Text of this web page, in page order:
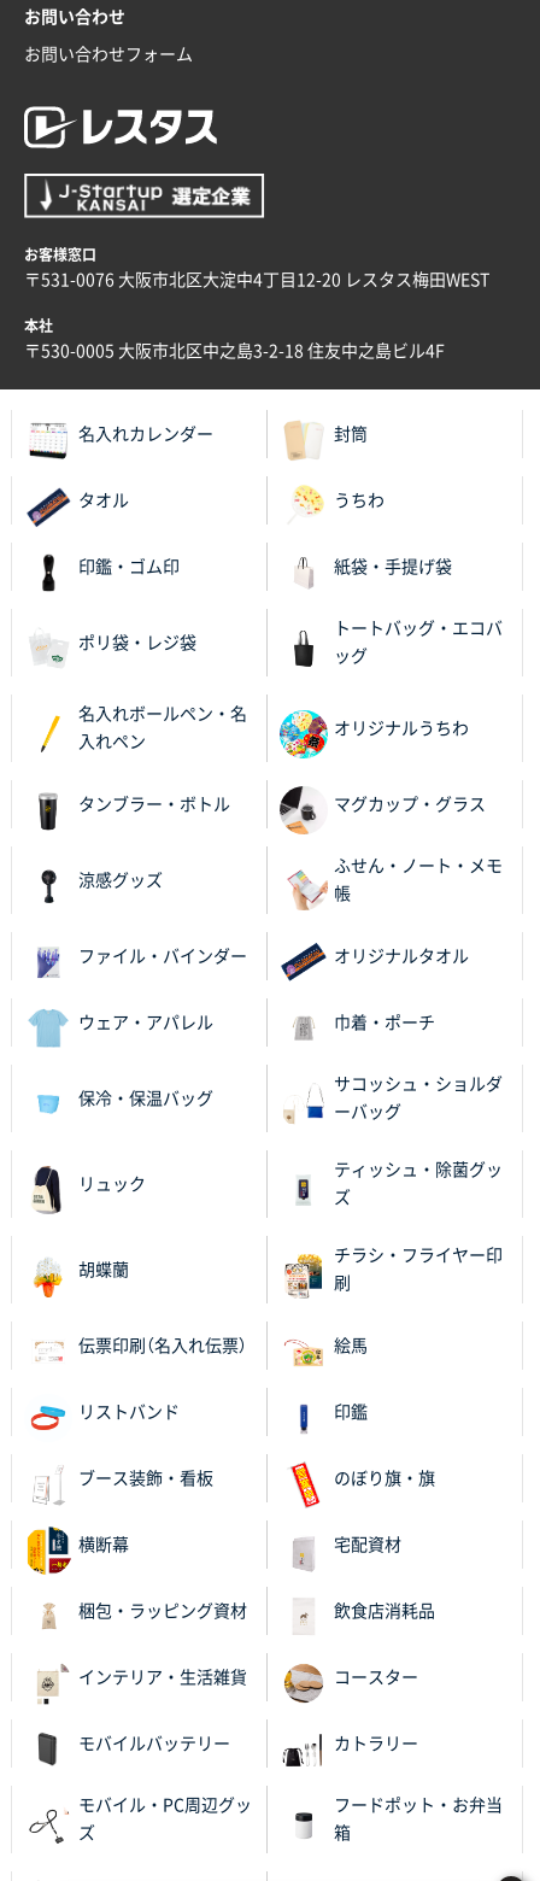
お問い合わせ
お問い合わせフォーム
お客様窓口
〒531-0076 大阪市北区大淀中4丁目12-20 レスタス梅田WEST
本社
〒530-0005 大阪市北区中之島3-2-18 住友中之島ビル4F
名入れカレンダー 封筒
タオル うちわ
印鑑・ゴム印 紙袋・手提げ袋
ポリ袋・レジ袋
トートバッグ・エコバ
ッグ
名入れボールペン・名
入れペン
オリジナルうちわ
タンブラー・ボトル マグカップ・グラス
涼感グッズ
ふせん・ノート・メモ
帳
ファイル・バインダー オリジナルタオル
ウェア・アパレル 巾着・ポーチ
保冷・保温バッグ
サコッシュ・ショルダ
ーバッグ
リュック
ティッシュ・除菌グッ
ズ
胡蝶蘭
チラシ・フライヤー印
刷
伝票印刷（名入れ伝票） 絵馬
リストバンド 印鑑
ブース装飾・看板 のぼり旗・旗
横断幕 宅配資材
梱包・ラッピング資材 飲食店消耗品
インテリア・生活雑貨 コースター
モバイルバッテリー カトラリー
モバイル・PC周辺グッ
ズ
フードポット・お弁当
箱